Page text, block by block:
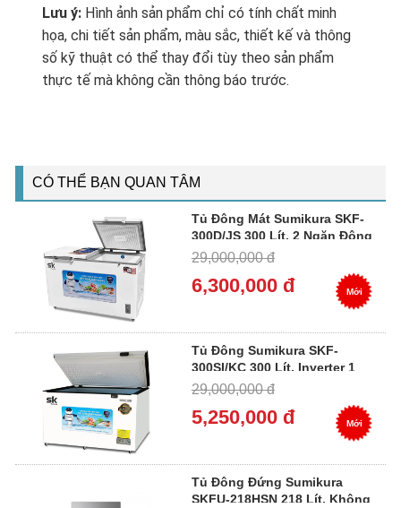
Lưu ý: Hình ảnh sản phẩm chỉ có tính chất minh
họa, chi tiết sản phẩm, màu sắc, thiết kế và thông
số kỹ thuật có thể thay đổi tùy theo sản phẩm
thực tế mà không cần thông báo trước.
CÓ THỂ BẠN QUAN TÂM
Tủ Đông Mát Sumikura SKF-
300D/JS 300 Lít, 2 Ngăn Đông
Mát
29,000,000 đ
6,300,000 đ Mới
Tủ Đông Sumikura SKF-
300SI/KC 300 Lít, Inverter 1
Ngăn 1 Cánh
29,000,000 đ
5,250,000 đ Mới
Tủ Đông Đứng Sumikura
SKFU-218HSN 218 Lít, Không